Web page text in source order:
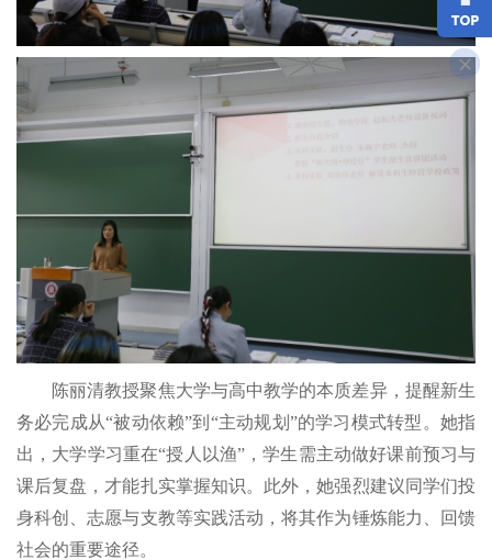
陈丽清教授聚焦大学与高中教学的本质差异，提醒新生
务必完成从“被动依赖”到“主动规划”的学习模式转型。她指
出，大学学习重在“授人以渔”，学生需主动做好课前预习与
课后复盘，才能扎实掌握知识。此外，她强烈建议同学们投
身科创、志愿与支教等实践活动，将其作为锤炼能力、回馈
社会的重要途径。